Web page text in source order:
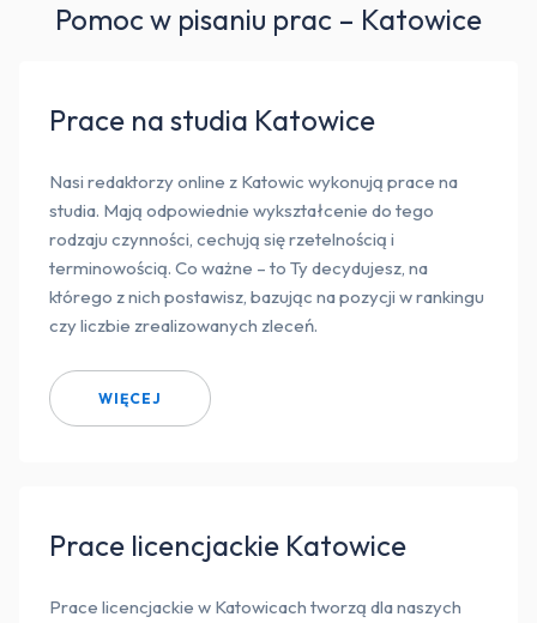
Pomoc w pisaniu prac – Katowice
Prace na studia Katowice
Nasi redaktorzy online z Katowic wykonują prace na
studia. Mają odpowiednie wykształcenie do tego
rodzaju czynności, cechują się rzetelnością i
terminowością. Co ważne – to Ty decydujesz, na
którego z nich postawisz, bazując na pozycji w rankingu
czy liczbie zrealizowanych zleceń.
WIĘCEJ
Prace licencjackie Katowice
Prace licencjackie w Katowicach tworzą dla naszych